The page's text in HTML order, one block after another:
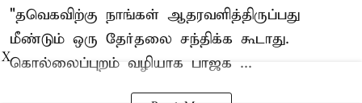
"தவெகவிற்கு நாங்கள் ஆதரவளித்திருப்பது
மீண்டும் ஒரு தேர்தலை சந்திக்க கூடாது.
கொல்லைப்புறம் வழியாக பாஜக ...
X